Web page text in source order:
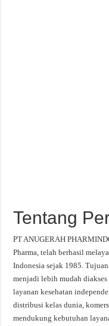
Tentang
PT ANUGERAH
Pharma, telah berhasil
Indonesia sejak 1985.
menjadi lebih mudah diakses
layanan kesehatan
distribusi kelas dunia,
mendukung kebutuhan